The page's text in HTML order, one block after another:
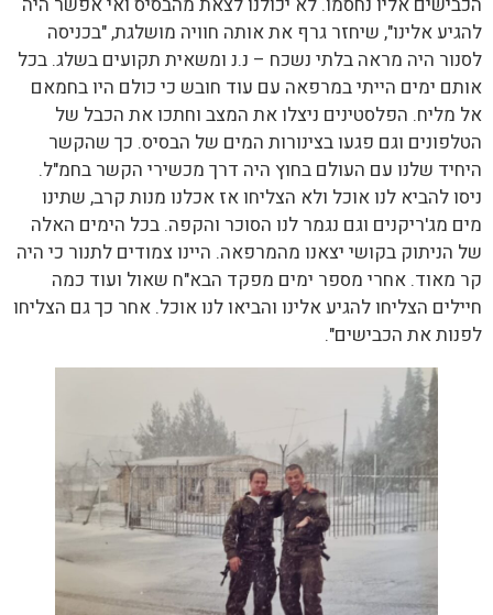
להגיע אלינו", שיחזר גרף את אותה חוויה מושלגת, "בכניסה
לסנור היה מראה בלתי נשכח – נ.נ ומשאית תקועים בשלג. בכל
אותם ימים הייתי במרפאה עם עוד חובש כי כולם היו בחמאם
אל מליח. הפלסטינים ניצלו את המצב וחתכו את הכבל של
הטלפונים וגם פגעו בצינורות המים של הבסיס. כך שהקשר
היחיד שלנו עם העולם בחוץ היה דרך מכשירי הקשר בחמ"ל.
ניסו להביא לנו אוכל ולא הצליחו אז אכלנו מנות קרב, שתינו
מים מג'ריקנים וגם נגמר לנו הסוכר והקפה. בכל הימים האלה
של הניתוק בקושי יצאנו מהמרפאה. היינו צמודים לתנור כי היה
קר מאוד. אחרי מספר ימים מפקד הבא"ח שאול ועוד כמה
חיילים הצליחו להגיע אלינו והביאו לנו אוכל. אחר כך גם הצליחו
לפנות את הכבישים".